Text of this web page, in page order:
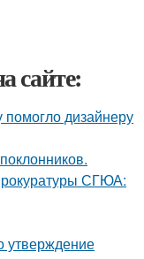
сайте:
помогло дизайнеру
СГЮА:
утверждение